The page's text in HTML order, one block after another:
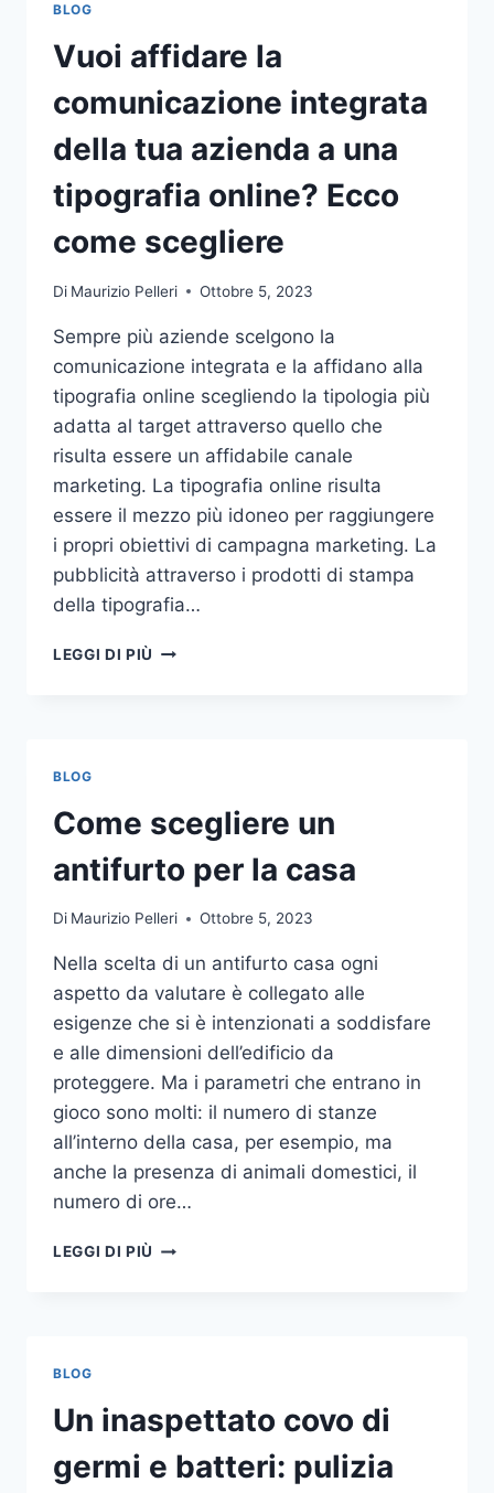
BLOG
Vuoi affidare la
comunicazione integrata
della tua azienda a una
tipografia online? Ecco
come scegliere
Di Maurizio Pelleri Ottobre 5, 2023
Sempre più aziende scelgono la
comunicazione integrata e la affidano alla
tipografia online scegliendo la tipologia più
adatta al target attraverso quello che
risulta essere un affidabile canale
marketing. La tipografia online risulta
essere il mezzo più idoneo per raggiungere
i propri obiettivi di campagna marketing. La
pubblicità attraverso i prodotti di stampa
della tipografia…
LEGGI DI PIÙ VUOI
A
UNA
TIPOGRAFIA
ECCO
SCEGLIERE
BLOG
Come scegliere un
antifurto per la casa
Di Maurizio Pelleri Ottobre 5, 2023
Nella scelta di un antifurto casa ogni
aspetto da valutare è collegato alle
esigenze che si è intenzionati a soddisfare
e alle dimensioni dell’edificio da
proteggere. Ma i parametri che entrano in
gioco sono molti: il numero di stanze
all’interno della casa, per esempio, ma
anche la presenza di animali domestici, il
numero di ore…
LEGGI DI PIÙ COME
BLOG
Un inaspettato covo di
germi e batteri: pulizia